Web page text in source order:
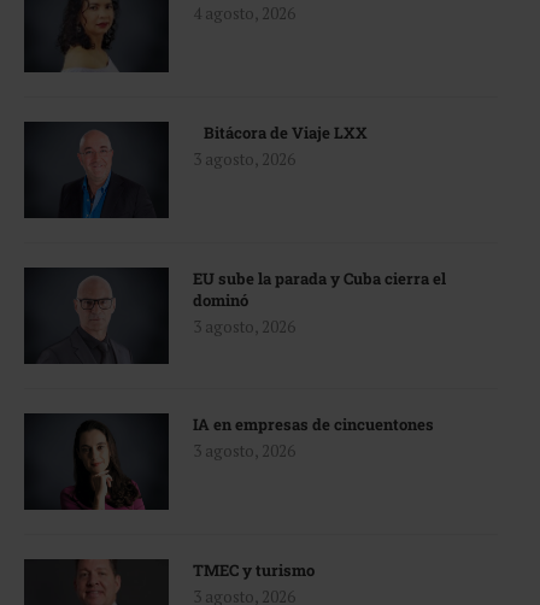
4 agosto, 2026
Bitácora de Viaje LXX
3 agosto, 2026
EU sube la parada y Cuba cierra el
dominó
3 agosto, 2026
IA en empresas de cincuentones
3 agosto, 2026
TMEC y turismo
3 agosto, 2026